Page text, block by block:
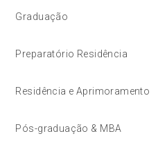
Graduação
Preparatório Residência
Residência e Aprimoramento
Pós-graduação & MBA